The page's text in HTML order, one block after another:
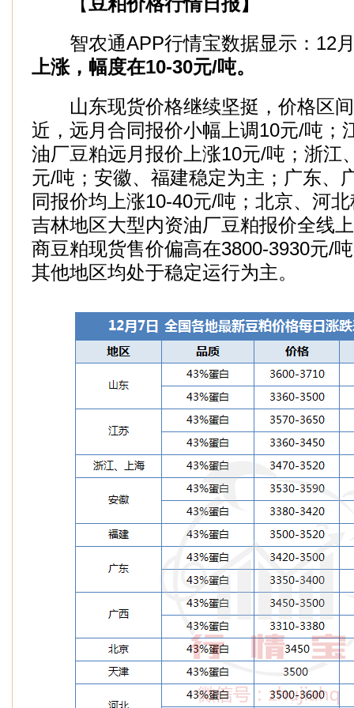
智农通APP行情宝数据显示：12
上涨，幅度在10-30元/吨。
山东现货价格继续坚挺，价格区间
近，远月合同报价小幅上调10元/吨；
油厂豆粕远月报价上涨10元/吨；浙江
元/吨；安徽、福建稳定为主；广东、
同报价均上涨10-40元/吨；北京、河
吉林地区大型内资油厂豆粕报价全线
商豆粕现货售价偏高在3800-3930元/
其他地区均处于稳定运行为主。